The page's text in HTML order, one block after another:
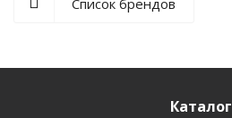
Список брендов
Каталог